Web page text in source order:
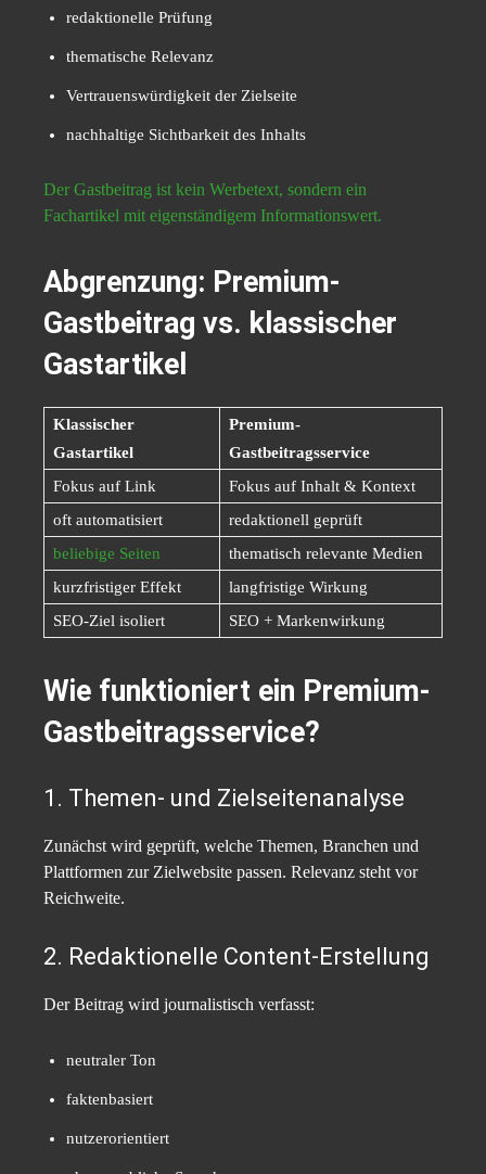
redaktionelle Prüfung
thematische Relevanz
Vertrauenswürdigkeit der Zielseite
nachhaltige Sichtbarkeit des Inhalts
Der Gastbeitrag ist kein Werbetext, sondern ein
Fachartikel mit eigenständigem Informationswert.
Abgrenzung: Premium-
Gastbeitrag vs. klassischer
Gastartikel
Klassischer
Gastartikel
Premium-
Gastbeitragsservice
Fokus auf Link
Fokus auf Inhalt & Kontext
oft automatisiert
redaktionell geprüft
beliebige Seiten
thematisch relevante Medien
kurzfristiger Effekt
langfristige Wirkung
SEO-Ziel isoliert
SEO + Markenwirkung
Wie funktioniert ein Premium-
Gastbeitragsservice?
1. Themen- und Zielseitenanalyse
Zunächst wird geprüft, welche Themen, Branchen und
Plattformen zur Zielwebsite passen. Relevanz steht vor
Reichweite.
2. Redaktionelle Content-Erstellung
Der Beitrag wird journalistisch verfasst:
neutraler Ton
faktenbasiert
nutzerorientiert